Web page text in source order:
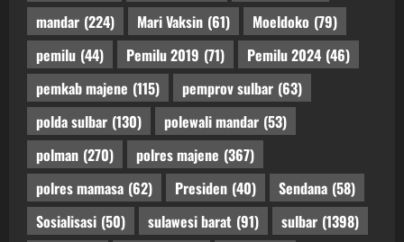
mandar (224) Mari Vaksin (61) Moeldoko (79)
pemilu (44) Pemilu 2019 (71) Pemilu 2024 (46)
pemkab majene (115) pemprov sulbar (63)
polda sulbar (130) polewali mandar (53)
polman (270) polres majene (367)
polres mamasa (62) Presiden (40) Sendana (58)
Sosialisasi (50) sulawesi barat (91) sulbar (1398)